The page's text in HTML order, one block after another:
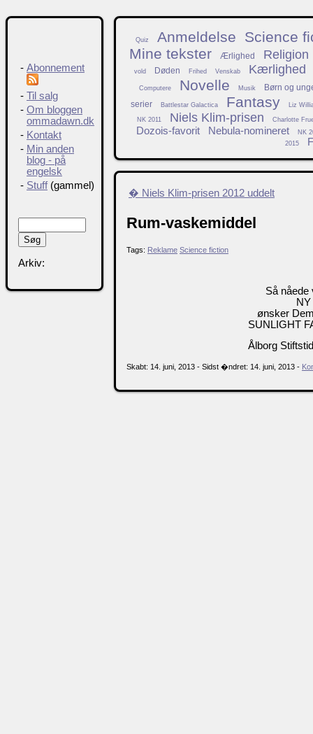
Quiz Anmeldelse
Science
Mine tekster
Ærlighed Religion
vold Døden Frihed Venskab Kærlighed
Computere Novelle Musik
Børn og
serier
Battlestar Galactica Fantasy Liz
NK 2011 Niels Klim-prisen Charlotte
Dozois-favorit Nebula-nomineret
NK
2015
� Niels Klim-prisen 2012 uddelt
Rum-vaskemiddel
Tags: Reklame Science fiction
Så nåede
ønsker
SUNLIGHT
Ålborg
Skabt: 14. juni, 2013 - Sidst �ndret: 14. juni, 2013 -
- Abonnement
- Til salg
- Om bloggen
ommadawn.dk
- Kontakt
- Min anden
blog - på
engelsk
- Stuff(gammel)
Arkiv: